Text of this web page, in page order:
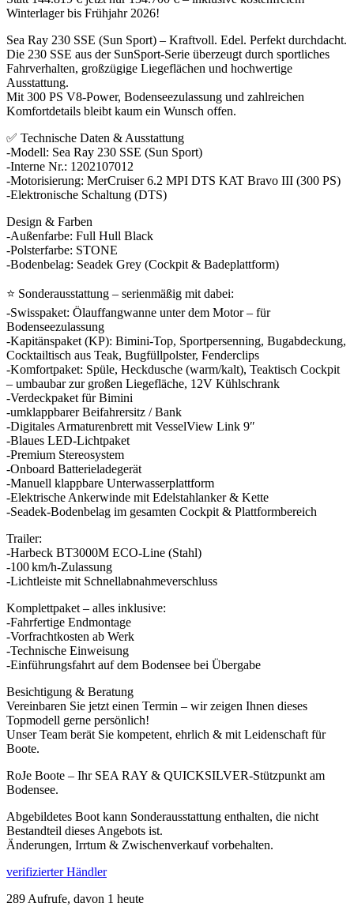
Winterlager bis Frühjahr 2026!
Sea Ray 230 SSE (Sun Sport) – Kraftvoll. Edel. Perfekt durchdacht.
Die 230 SSE aus der SunSport-Serie überzeugt durch sportliches
Fahrverhalten, großzügige Liegeflächen und hochwertige
Ausstattung.
Mit 300 PS V8-Power, Bodenseezulassung und zahlreichen
Komfortdetails bleibt kaum ein Wunsch offen.
✅ Technische Daten & Ausstattung
-Modell: Sea Ray 230 SSE (Sun Sport)
-Interne Nr.: 1202107012
-Motorisierung: MerCruiser 6.2 MPI DTS KAT Bravo III (300 PS)
-Elektronische Schaltung (DTS)
Design & Farben
-Außenfarbe: Full Hull Black
-Polsterfarbe: STONE
-Bodenbelag: Seadek Grey (Cockpit & Badeplattform)
⭐ Sonderausstattung – serienmäßig mit dabei:
-Swisspaket: Ölauffangwanne unter dem Motor – für
Bodenseezulassung
-Kapitänspaket (KP): Bimini-Top, Sportpersenning, Bugabdeckung,
Cocktailtisch aus Teak, Bugfüllpolster, Fenderclips
-Komfortpaket: Spüle, Heckdusche (warm/kalt), Teaktisch Cockpit
– umbaubar zur großen Liegefläche, 12V Kühlschrank
-Verdeckpaket für Bimini
-umklappbarer Beifahrersitz / Bank
-Digitales Armaturenbrett mit VesselView Link 9″
-Blaues LED-Lichtpaket
-Premium Stereosystem
-Onboard Batterieladegerät
-Manuell klappbare Unterwasserplattform
-Elektrische Ankerwinde mit Edelstahlanker & Kette
-Seadek-Bodenbelag im gesamten Cockpit & Plattformbereich
Trailer:
-Harbeck BT3000M ECO-Line (Stahl)
-100 km/h-Zulassung
-Lichtleiste mit Schnellabnahmeverschluss
Komplettpaket – alles inklusive:
-Fahrfertige Endmontage
-Vorfrachtkosten ab Werk
-Technische Einweisung
-Einführungsfahrt auf dem Bodensee bei Übergabe
Besichtigung & Beratung
Vereinbaren Sie jetzt einen Termin – wir zeigen Ihnen dieses
Topmodell gerne persönlich!
Unser Team berät Sie kompetent, ehrlich & mit Leidenschaft für
Boote.
RoJe Boote – Ihr SEA RAY & QUICKSILVER-Stützpunkt am
Bodensee.
Abgebildetes Boot kann Sonderausstattung enthalten, die nicht
Bestandteil dieses Angebots ist.
Änderungen, Irrtum & Zwischenverkauf vorbehalten.
verifizierter Händler
289 Aufrufe, davon 1 heute